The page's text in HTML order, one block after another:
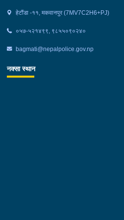
हेटौंडा -११, मकवानपुर (7MV7C2H6+PJ)
०५७-५२१४९९, ९८५५०९०२४०
bagmati@nepalpolice.gov.np
नक्सा स्थान